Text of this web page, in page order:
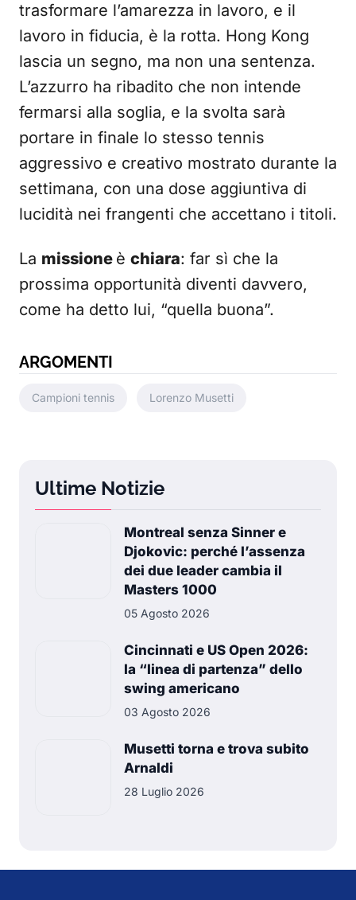
trasformare l’amarezza in lavoro, e il
lavoro in fiducia, è la rotta. Hong Kong
lascia un segno, ma non una sentenza.
L’azzurro ha ribadito che non intende
fermarsi alla soglia, e la svolta sarà
portare in finale lo stesso tennis
aggressivo e creativo mostrato durante la
settimana, con una dose aggiuntiva di
lucidità nei frangenti che accettano i titoli.
La missione è chiara: far sì che la
prossima opportunità diventi davvero,
come ha detto lui, “quella buona”.
ARGOMENTI
Campioni tennis Lorenzo Musetti
Ultime Notizie
Montreal senza Sinner e
Djokovic: perché l’assenza
dei due leader cambia il
Masters 1000
05 Agosto 2026
Cincinnati e US Open 2026:
la “linea di partenza” dello
swing americano
03 Agosto 2026
Musetti torna e trova subito
Arnaldi
28 Luglio 2026